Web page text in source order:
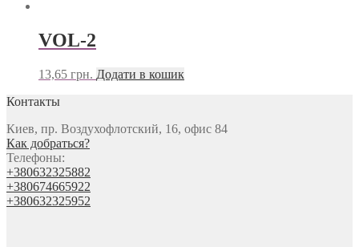
VOL-2
13,65 грн. Додати в кошик
Контакты
Киев, пр. Воздухофлотский, 16, офис 84
Как добраться?
Телефоны:
+380632325882
+380674665922
+380632325952